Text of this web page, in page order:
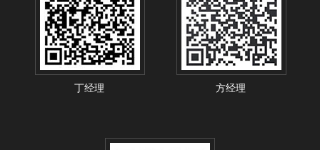
丁经理 方经理